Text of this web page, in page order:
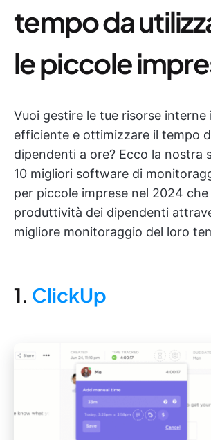
tempo da
le piccole
Vuoi gestire le tue risorse interne
efficiente e ottimizzare il tempo
dipendenti a ore? Ecco la nostra
10 migliori software di
per piccole imprese nel 2024
produttività dei dipendenti
migliore monitoraggio del loro
1. ClickUp